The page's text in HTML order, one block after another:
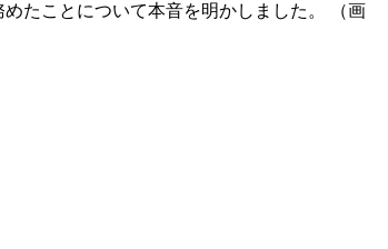
たことについて本音を明かしました。 （画